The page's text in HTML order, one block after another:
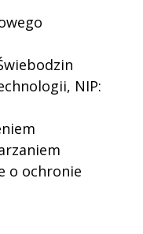
NIP:
o ochronie